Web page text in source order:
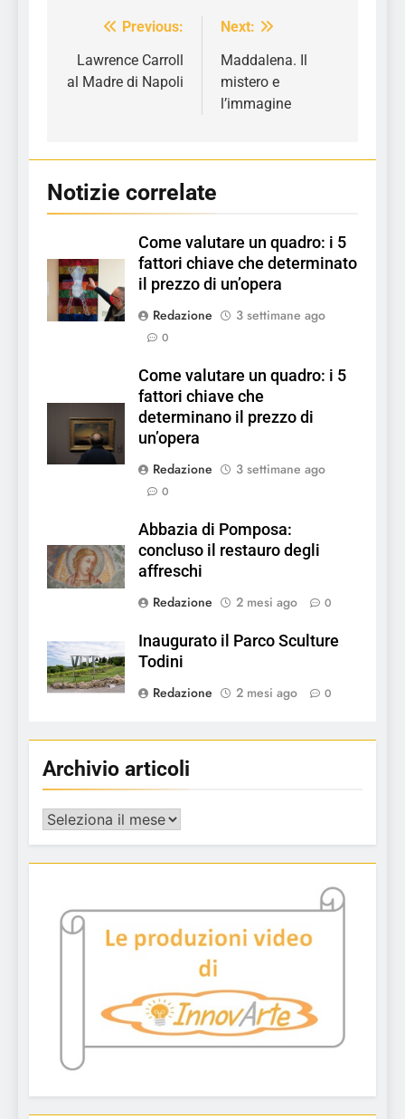
Navigazione
articoli
Previous:
Lawrence Carroll
al Madre di Napoli
Next:
Maddalena. Il
mistero e
l’immagine
Notizie correlate
Come valutare un quadro: i 5
fattori chiave che determinato
il prezzo di un’opera
Redazione
3 settimane ago
0
Come valutare un quadro: i 5
fattori chiave che
determinano il prezzo di
un’opera
Redazione
3 settimane ago
0
Abbazia di Pomposa:
concluso il restauro degli
affreschi
Redazione
2 mesi ago 0
Inaugurato il Parco Sculture
Todini
Redazione
2 mesi ago 0
Archivio articoli
Archivio